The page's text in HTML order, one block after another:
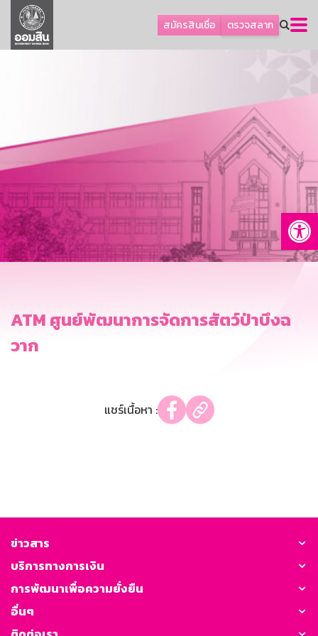
สมัครสินเชื่อ ตรวจสลาก
ลูกค้าธุรกิจ
ลูกค้าผู้ประกอบรายย่อย
การพัฒนาที่ยั่งยืน
ข่าวสาร
บริการทางการเงิน
อื่นๆ
ติดต่อเรา
บริการออนไลน์
GSB Society
ATM ศูนย์พัฒนาการจัดการสัตว์ป่าบึงฉ
วาก
แชร์เนื้อหา :
ข่าวสาร
บริการทางการเงิน
การพัฒนาเพื่อความยั่งยืน
อื่นๆ